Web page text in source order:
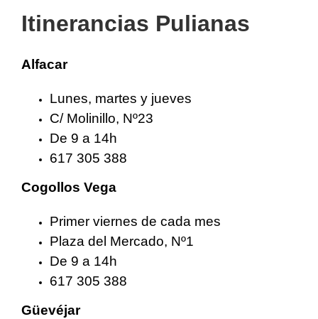
Itinerancias Pulianas
Alfacar
Lunes, martes y jueves
C/ Molinillo, Nº23
De 9 a 14h
617 305 388
Cogollos Vega
Primer viernes de cada mes
Plaza del Mercado, Nº1
De 9 a 14h
617 305 388
Güevéjar